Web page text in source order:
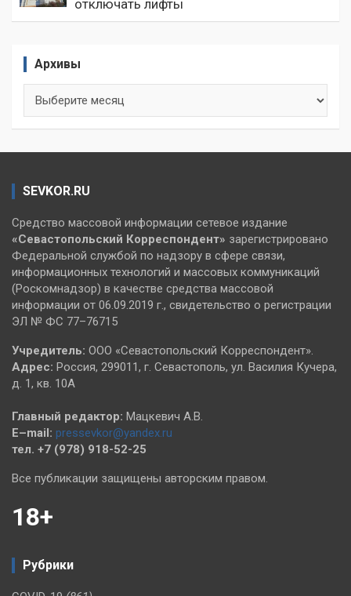
отключать лифты
Архивы
SEVKOR.RU
Средство массовой информации сетевое издание
«Севастопольский Корреспондент» зарегистрировано
Федеральной службой по надзору в сфере связи,
информационных технологий и массовых коммуникаций
(Роскомнадзор) в качестве средства массовой
информации от 06.09.2019 г., свидетельство о регистрации
ЭЛ № ФС 77–76715
Учредитель: ООО «Севастопольский Корреспондент».
Адрес: Россия, 299011, г. Севастополь, ул. Василия Кучера,
д. 1, кв. 10А
Главный редактор: Мацкевич А.В.
E–mail: pressevkor@yandex.ru
тел. +7 (978) 918-52-25
Все публикации защищены авторским правом.
18+
Рубрики